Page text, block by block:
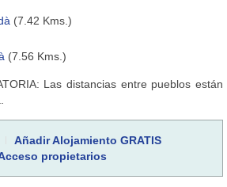
(7.42 Kms.)
(7.56 Kms.)
Las distancias entre pueblos están
Añadir Alojamiento GRATIS
propietarios